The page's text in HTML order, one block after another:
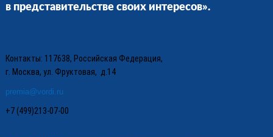
в представительстве своих интересов».
Контакты: 117638, Российская Федерация,
г. Москва, ул. Фруктовая, д.14
premia@vordi.ru
+7 (499)213-07-00